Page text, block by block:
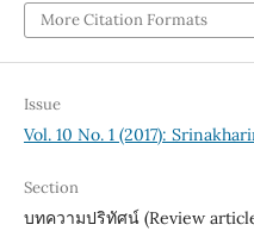
More Citation Formats
Issue
Vol. 10 No. 1 (2017):
Section
บทความปริทัศน์ (Review